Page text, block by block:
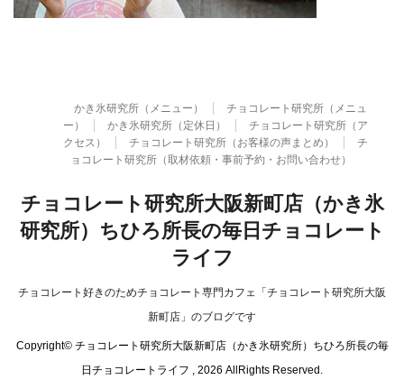
かき氷研究所（メニュー）
チョコレート研究所（メニュ
ー）
かき氷研究所（定休日）
チョコレート研究所（ア
クセス）
チョコレート研究所（お客様の声まとめ）
チ
ョコレート研究所（取材依頼・事前予約・お問い合わせ）
チョコレート研究所大阪新町店（かき氷
研究所）ちひろ所長の毎日チョコレート
ライフ
チョコレート好きのためチョコレート専門カフェ「チョコレート研究所大阪
新町店」のブログです
Copyright© チョコレート研究所大阪新町店（かき氷研究所）ちひろ所長の毎
日チョコレートライフ , 2026 AllRights Reserved.